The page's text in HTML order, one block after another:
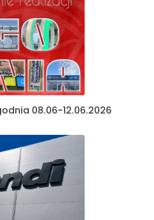
08.06-12.06.2026